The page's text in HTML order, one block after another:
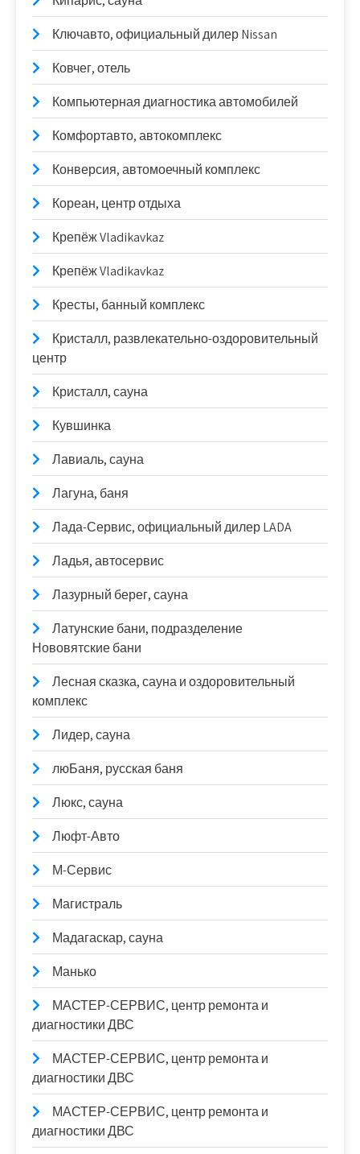
Ключавто, официальный дилер Nissan
Ковчег, отель
Компьютерная диагностика автомобилей
Комфортавто, автокомплекс
Конверсия, автомоечный комплекс
Кореан, центр отдыха
Крепёж Vladikavkaz
Крепёж Vladikavkaz
Кресты, банный комплекс
Кристалл, развлекательно-оздоровительный
центр
Кристалл, сауна
Кувшинка
Лавиаль, сауна
Лагуна, баня
Лада-Сервис, официальный дилер LADA
Ладья, автосервис
Лазурный берег, сауна
Латунские бани, подразделение
Нововятские бани
Лесная сказка, сауна и оздоровительный
комплекс
Лидер, сауна
люБаня, русская баня
Люкс, сауна
Люфт-Авто
М-Сервис
Магистраль
Мадагаскар, сауна
Манько
МАСТЕР-СЕРВИС, центр ремонта и
диагностики ДВС
МАСТЕР-СЕРВИС, центр ремонта и
диагностики ДВС
МАСТЕР-СЕРВИС, центр ремонта и
диагностики ДВС